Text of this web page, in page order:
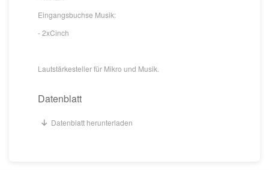
Eingangsbuchse Musik:
- 2xCinch
Lautstärkesteller für Mikro und Musik.
Datenblatt
Datenblatt herunterladen